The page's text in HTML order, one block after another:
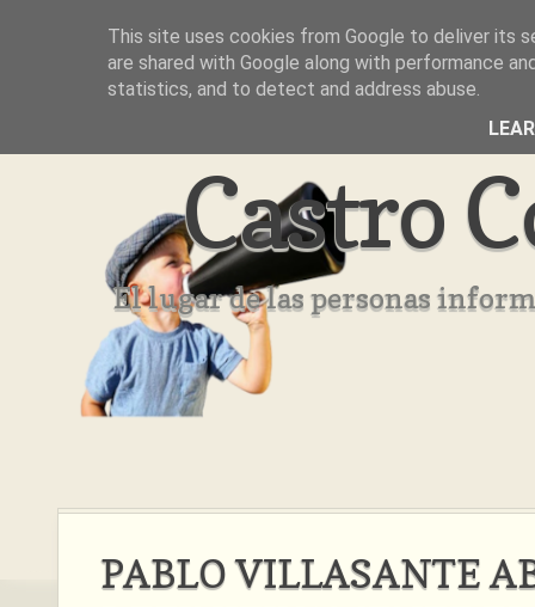
Inicio Aviso Legal Quienes Somos ??
Castro
El lugar de las personas
PABLO VILLASANTE
This site uses cookies from Google to deliver its
are shared with Google along with performance
statistics, and to detect and address abuse.